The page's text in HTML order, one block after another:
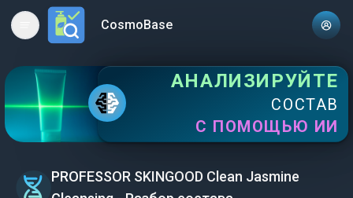
Open main menuCosmoBase
АНАЛИЗИРУЙТЕ
СОСТАВ
С ПОМОЩЬЮ ИИ
PROFESSOR SKINGOOD Clean Jasmine